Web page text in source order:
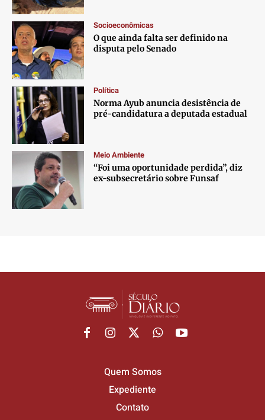
Socioeconômicas
O que ainda falta ser definido na
disputa pelo Senado
Política
Norma Ayub anuncia desistência de
pré-candidatura a deputada estadual
Meio Ambiente
“Foi uma oportunidade perdida”, diz
ex-subsecretário sobre Funsaf
Quem Somos
Expediente
Contato